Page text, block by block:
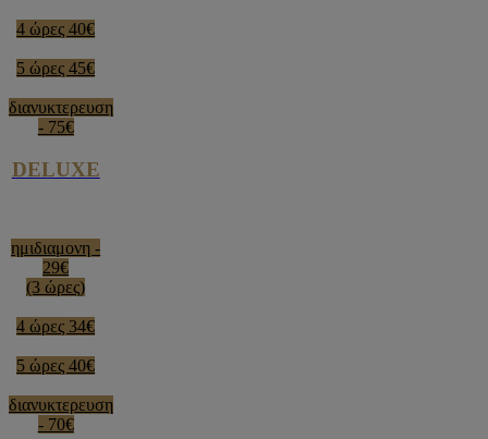
4 ώρες 40€
5 ώρες 45€
διανυκτερευση
- 75€
DELUXE
ημιδιαμονη -
29€
(3 ώρες)
4 ώρες 34€
5 ώρες 40€
διανυκτερευση
- 70€